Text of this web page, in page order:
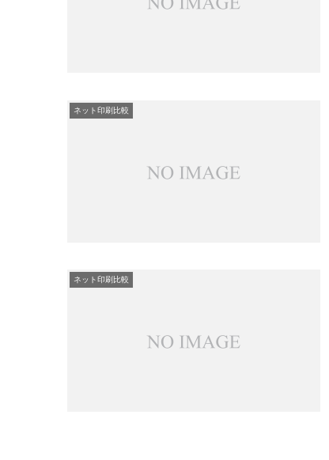
ネット印刷比較
ネット印刷比較